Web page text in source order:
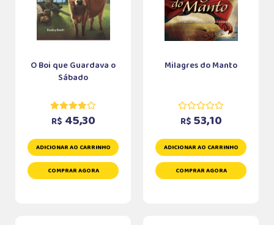
O Boi que Guardava o
Sábado
R$ 45,30
ADICIONAR AO CARRINHO
COMPRAR AGORA
Milagres do Manto
R$ 53,10
ADICIONAR AO CARRINHO
COMPRAR AGORA